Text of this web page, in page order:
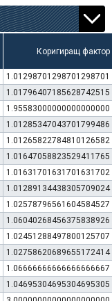
Коригиращ фактор
1.01298701298701298701
1.01796407185628742515
1.95583000000000000000
1.01285347043701799486
1.01265822784810126582
1.01647058823529411765
1.01631701631701631702
1.01289134438305709024
1.02578796561604584527
1.06040268456375838926
1.02451288497800125707
1.02758620689655172414
1.06666666666666666667
1.04695304695304695305